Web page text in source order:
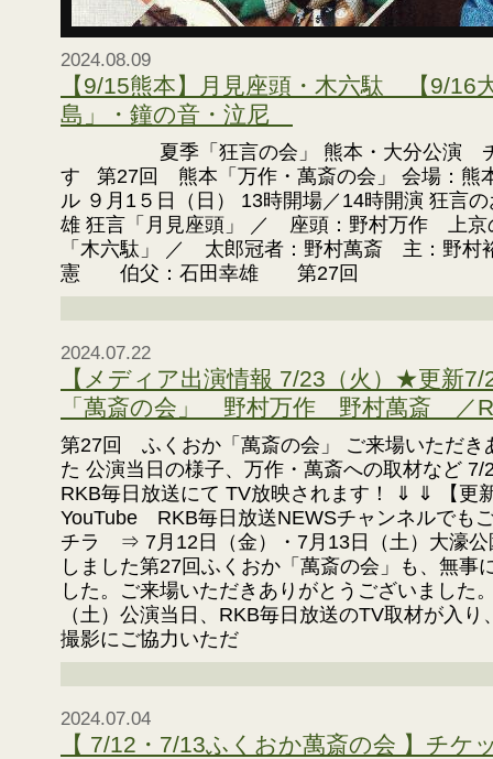
2024.08.09
【9/15熊本】月見座頭・木六駄 【9/16
島」・鐘の音・泣尼
夏季「狂言の会」 熊本・大分公演 チ
す 第27回 熊本「万作・萬斎の会」 会場：熊
ル ９月1５日（日） 13時開場／14時開演 狂言
雄 狂言「月見座頭」 ／ 座頭：野村万作 上京
「木六駄」 ／ 太郎冠者：野村萬斎 主：野
憲 伯父：石田幸雄 第27回
2024.07.22
【メディア出演情報 7/23（火）★更新
「萬斎の会」 野村万作 野村萬斎 ／
第27回 ふくおか「萬斎の会」 ご来場いただき
た 公演当日の様子、万作・萬斎への取材など
RKB毎日放送にて TV放映されます！ ⇓ ⇓ 【更
YouTube RKB毎日放送NEWSチャンネルでも
チラ ⇒ 7月12日（金）・7月13日（土）大濠公
しました第27回ふくおか「萬斎の会」も、無事
した。ご来場いただきありがとうございました
（土）公演当日、RKB毎日放送のTV取材が入
撮影にご協力いただ
2024.07.04
【 7/12・7/13ふくおか萬斎の会 】チ